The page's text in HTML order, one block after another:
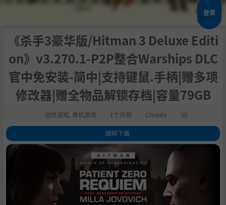
登录
《杀手3豪华版/Hitman 3 Deluxe Editi
on》v3.270.1-P2P整合Warships DLC
官中免安装-简中|支持键鼠.手柄|赠多项
修改器|赠全物品解锁存档|容量79GB
动作游戏 单机游戏 1个月前 Chobits 30
跳转下载
1.关于此游戏